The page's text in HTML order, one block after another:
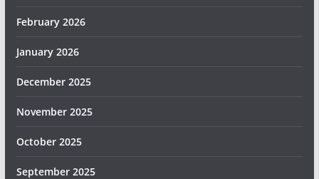
February 2026
January 2026
December 2025
November 2025
October 2025
September 2025